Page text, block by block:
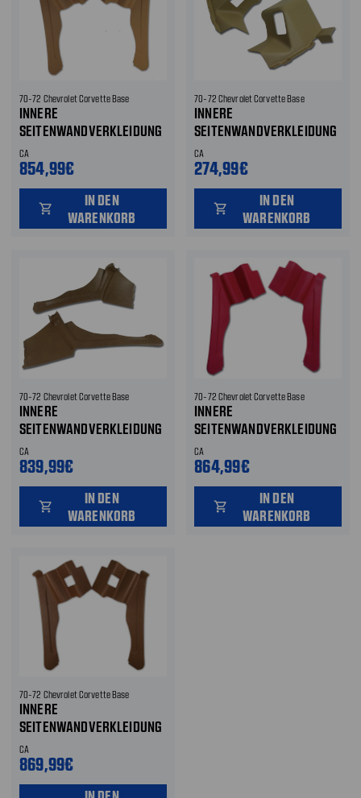
70-72 Chevrolet Corvette Base
INNERE
SEITENWANDVERKLEIDUNG
CA
854,99€
shopping_cart
IN DEN
WARENKORB
70-72 Chevrolet Corvette Base
INNERE
SEITENWANDVERKLEIDUNG
CA
274,99€
shopping_cart
IN DEN
WARENKORB
70-72 Chevrolet Corvette Base
INNERE
SEITENWANDVERKLEIDUNG
CA
839,99€
shopping_cart
IN DEN
WARENKORB
70-72 Chevrolet Corvette Base
INNERE
SEITENWANDVERKLEIDUNG
CA
864,99€
shopping_cart
IN DEN
WARENKORB
70-72 Chevrolet Corvette Base
INNERE
SEITENWANDVERKLEIDUNG
CA
869,99€